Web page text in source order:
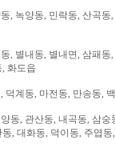
, 녹양동, 민락동, 산곡
, 별내동, 별내면, 삼패
화도읍
덕계동, 마전동, 만송동,
동, 관산동, 내곡동, 삼
, 대화동, 덕이동, 주엽